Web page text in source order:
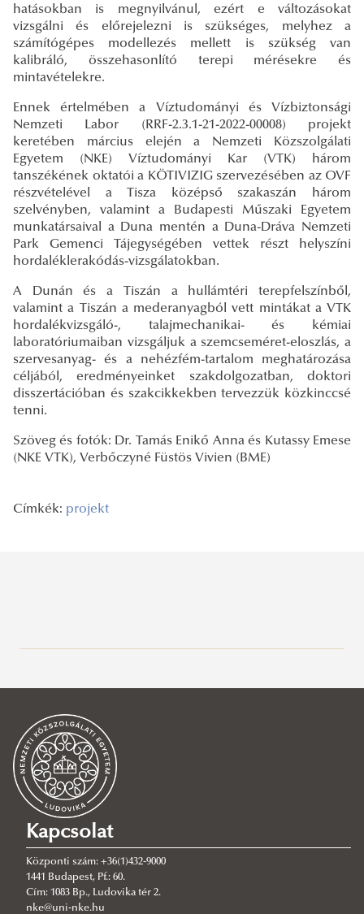
Kritikusan alacsony vízállás a Dunán: Mérési kampányt folytat a
Víztudományi Kar
2026/08/05
Nyílt plenáris előadás Charles J. Vörösmartyval
2026/07/27
Hamarosan indul a jelentkezés az egyetemi pótfelvételire
2026/07/27
Új esély a továbbtanulásra: válaszd az NKE-t a pótfelvételin!
2026/07/23
Növekszik a téradatok szerepe – geodéták találkozója a VTK-n
hatásokban is megnyilvánul, ezért e változásokat
vizsgálni és előrejelezni is szükséges, melyhez a
számítógépes modellezés mellett is szükség van
kalibráló, összehasonlító terepi mérésekre és
mintavételekre.
Ennek értelmében a Víztudományi és Vízbiztonsági
Nemzeti Labor (RRF-2.3.1-21-2022-00008) projekt
keretében március elején a Nemzeti Közszolgálati
Egyetem (NKE) Víztudományi Kar (VTK) három
tanszékének oktatói a KÖTIVIZIG szervezésében az OVF
részvételével a Tisza középső szakaszán három
szelvényben, valamint a Budapesti Műszaki Egyetem
munkatársaival a Duna mentén a Duna-Dráva Nemzeti
Park Gemenci Tájegységében vettek részt helyszíni
hordaléklerakódás-vizsgálatokban.
A Dunán és a Tiszán a hullámtéri terepfelszínből,
valamint a Tiszán a mederanyagból vett mintákat a VTK
hordalékvizsgáló-, talajmechanikai- és kémiai
laboratóriumaiban vizsgáljuk a szemcseméret-eloszlás, a
szervesanyag- és a nehézfém-tartalom meghatározása
céljából, eredményeinket szakdolgozatban, doktori
disszertációban és szakcikkekben tervezzük közkinccsé
tenni.
Szöveg és fotók: Dr. Tamás Enikő Anna és Kutassy Emese
(NKE VTK), Verbőczyné Füstös Vivien (BME)
Címkék: projekt
Kapcsolat
Központi szám: +36(1)432-9000
1441 Budapest, Pf.: 60.
Cím: 1083 Bp., Ludovika tér 2.
nke@uni-nke.hu